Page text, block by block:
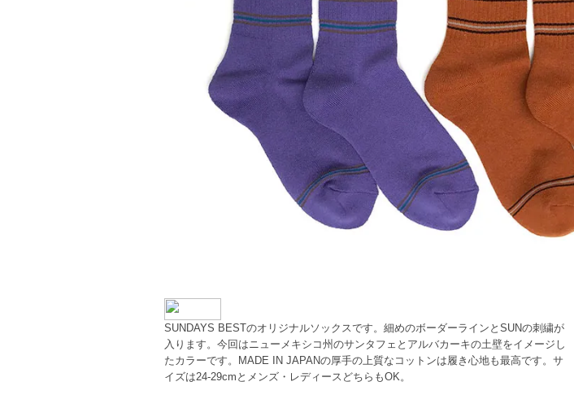
SUNDAYS BESTのオリジナルソックスです。細めのボーダーラインとSUNの刺繍が
入ります。今回はニューメキシコ州のサンタフェとアルバカーキの土壁をイメージし
たカラーです。MADE IN JAPANの厚手の上質なコットンは履き心地も最高です。サ
イズは24-29cmとメンズ・レディースどちらもOK。